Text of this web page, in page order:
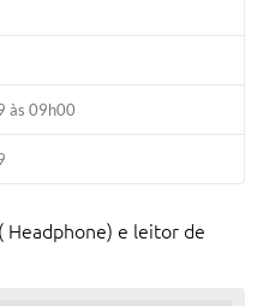
às 09h00
Headphone) e leitor de